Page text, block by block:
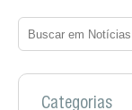
Categorias